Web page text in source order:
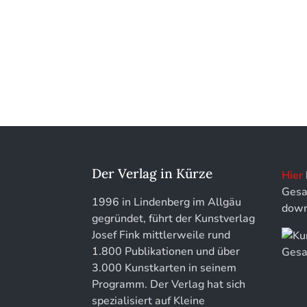
Kunstführer PQ
Kunstführer S
Kunstführer Sch
Kunstführer St
Kunstführer T-V
Schlösser und Gärten
Der Verlag in Kürze
1996 in Lindenberg im Allgäu
gegründet, führt der Kunstverlag
Josef Fink mittlerweile rund
1.800 Publikationen und über
3.000 Kunstkarten in seinem
Programm. Der Verlag hat sich
spezialisiert auf Kleine
Hier